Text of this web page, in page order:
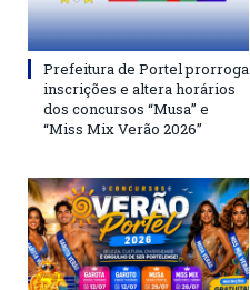
Prefeitura de Portel prorroga
inscrições e altera horários
dos concursos “Musa” e
“Miss Mix Verão 2026”